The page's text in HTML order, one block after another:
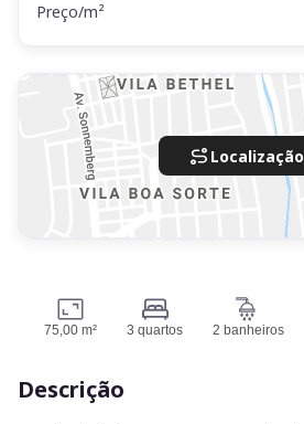
Preço/m²
Localização
75,00 m² 3 quartos 2 banheiros
Descrição